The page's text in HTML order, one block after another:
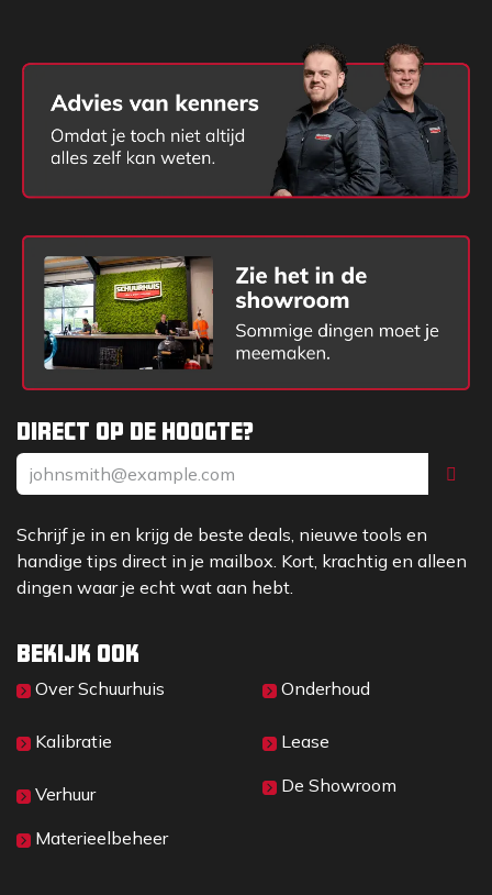
Direct op de hoogte?
Schrijf je in en krijg de beste deals, nieuwe tools en
handige tips direct in je mailbox. Kort, krachtig en alleen
dingen waar je echt wat aan hebt.
Bekijk ook
Over Sc​huurhuis
Kalibratie
Verhuur
Materieelbeheer
Onderhoud
Lease
De Showroom